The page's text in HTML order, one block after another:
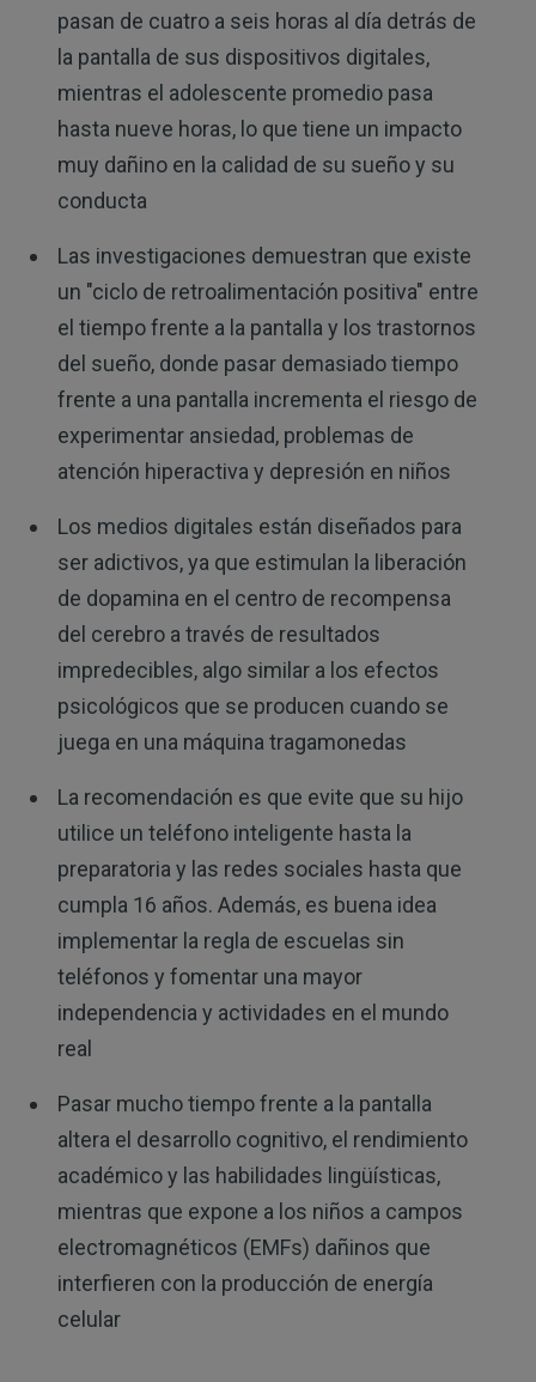
pasan de cuatro a seis horas al día detrás de
la pantalla de sus dispositivos digitales,
mientras el adolescente promedio pasa
hasta nueve horas, lo que tiene un impacto
muy dañino en la calidad de su sueño y su
conducta
Las investigaciones demuestran que existe
un "ciclo de retroalimentación positiva" entre
el tiempo frente a la pantalla y los trastornos
del sueño, donde pasar demasiado tiempo
frente a una pantalla incrementa el riesgo de
experimentar ansiedad, problemas de
atención hiperactiva y depresión en niños
Los medios digitales están diseñados para
ser adictivos, ya que estimulan la liberación
de dopamina en el centro de recompensa
del cerebro a través de resultados
impredecibles, algo similar a los efectos
psicológicos que se producen cuando se
juega en una máquina tragamonedas
La recomendación es que evite que su hijo
utilice un teléfono inteligente hasta la
preparatoria y las redes sociales hasta que
cumpla 16 años. Además, es buena idea
implementar la regla de escuelas sin
teléfonos y fomentar una mayor
independencia y actividades en el mundo
real
Pasar mucho tiempo frente a la pantalla
altera el desarrollo cognitivo, el rendimiento
académico y las habilidades lingüísticas,
mientras que expone a los niños a campos
electromagnéticos (EMFs) dañinos que
interfieren con la producción de energía
celular